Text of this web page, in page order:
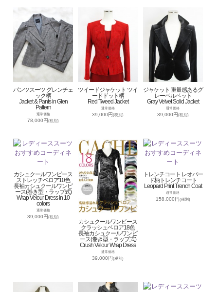
パンツスーツ グレンチェ
ック柄
Jacket & Pants in Glen
Pattern
通常価格
78,000円(税別)
ツイードジャケット ツイ
ードドット柄
Red Tweed Jacket
通常価格
39,000円(税別)
ジャケット 重量感あるグ
レーベルベット
Gray Velvet Solid Jacket
通常価格
39,000円 (税別)
カシュクールワンピース
ストレッチベロア10色
長袖カシュクールワンピ
ース(巻き型・ラップ式)
Wrap Velour Dress in 10
colors
通常価格
39,000円(税別)
カシュクールワンピース
クラッシュベロア18色
長袖カシュクールワンピ
ース(巻き型・ラップ式)
Crush Velour Wrap Dress
通常価格
39,000円(税別)
トレンチコート レオパー
ド柄トレンチコート
Leopard Print Trench Coat
通常価格
158,000円 (税別)